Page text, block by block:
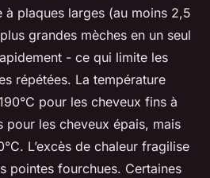
plaques larges (au moins 2,5
grandes mèches en un seul
- ce qui limite les
répétées. La température
pour les cheveux fins à
pour les cheveux épais, mais
L’excès de chaleur fragilise
pointes fourchues. Certaines